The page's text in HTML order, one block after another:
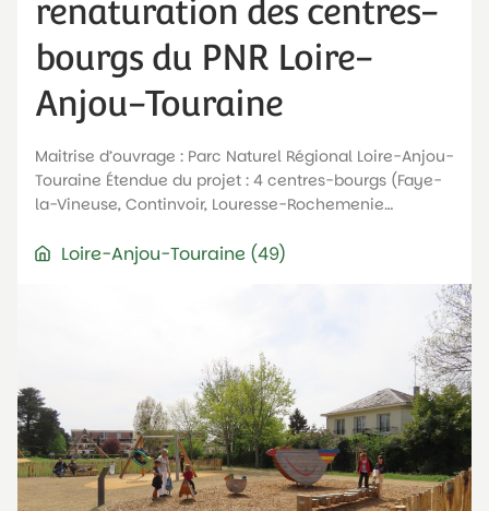
renaturation des centres-
bourgs du PNR Loire-
Anjou-Touraine
Maitrise d’ouvrage : Parc Naturel Régional Loire-Anjou-
Touraine Étendue du projet : 4 centres-bourgs (Faye-
la-Vineuse, Continvoir, Louresse-Rochemenie…
Loire-Anjou-Touraine (49)